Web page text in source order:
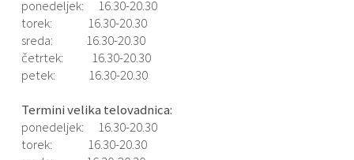
ponedeljek: 16.30-20.30
torek: 16.30-20.30
sreda: 16.30-20.30
četrtek: 16.30-20.30
petek: 16.30-20.30
Termini velika telovadnica:
ponedeljek: 16.30-20.30
torek: 16.30-20.30